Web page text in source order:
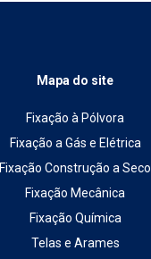
Mapa do site
Fixação à Pólvora
Fixação a Gás e Elétrica
Fixação Construção a Seco
Fixação Mecânica
Fixação Química
Telas e Arames